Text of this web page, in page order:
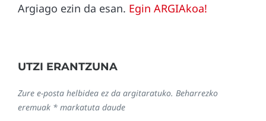
Argiago ezin da esan. Egin ARGIAkoa!
UTZI ERANTZUNA
Zure e-posta helbidea ez da argitaratuko. Beharrezko
eremuak * markatuta daude